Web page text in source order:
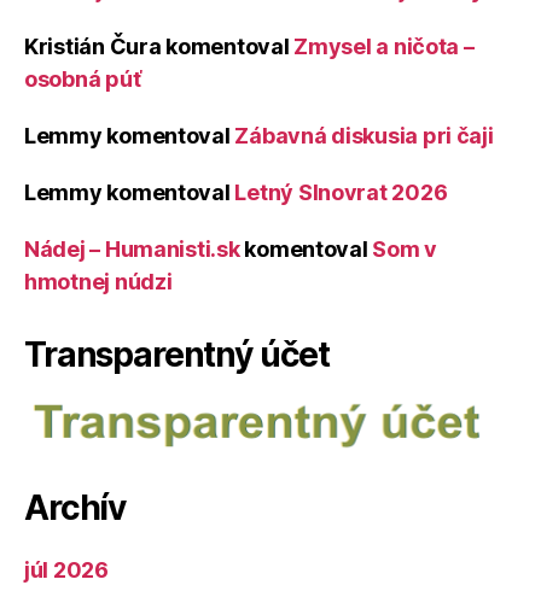
Kristián Čura komentoval Zmysel a ničota –
osobná púť
Lemmy komentoval Zábavná diskusia pri čaji
Lemmy komentoval Letný Slnovrat 2026
Nádej – Humanisti.skkomentoval Som v
hmotnej núdzi
Transparentný účet
Archív
júl 2026